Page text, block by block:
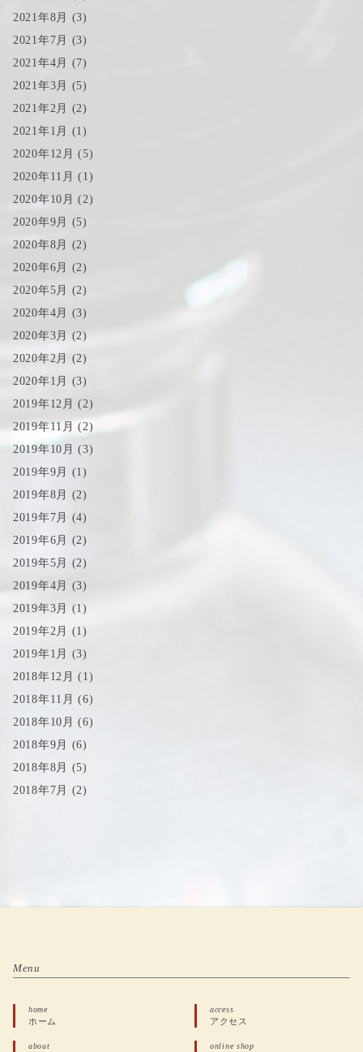
2021年8月
(3)
2021年7月
(3)
2021年4月
(7)
2021年3月
(5)
2021年2月
(2)
2021年1月
(1)
2020年12月 (5)
2020年11月 (1)
2020年10月 (2)
2020年9月
(5)
2020年8月
(2)
2020年6月
(2)
2020年5月
(2)
2020年4月
(3)
2020年3月
(2)
2020年2月
(2)
2020年1月
(3)
2019年12月 (2)
2019年11月 (2)
2019年10月 (3)
2019年9月
(1)
2019年8月
(2)
2019年7月
(4)
2019年6月
(2)
2019年5月
(2)
2019年4月
(3)
2019年3月
(1)
2019年2月
(1)
2019年1月
(3)
2018年12月 (1)
2018年11月 (6)
2018年10月 (6)
2018年9月
(6)
2018年8月
(5)
2018年7月
(2)
Menu
home
ホーム
about
access
アクセス
online shop